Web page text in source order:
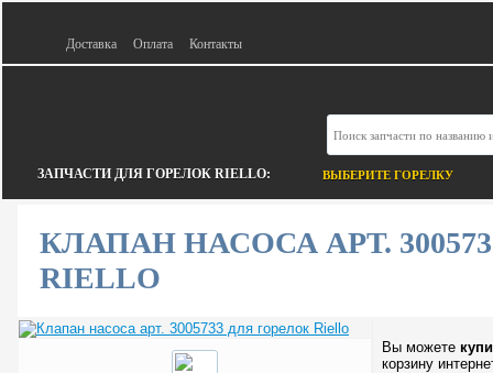
Доставка Оплата Контакты
ЗАПЧАСТИ ДЛЯ ГОРЕЛОК RIELLO: ВЫБЕРИТЕ ГОРЕЛКУ
КЛАПАН НАСОСА АРТ.
RIELLO
Вы можете
корзину